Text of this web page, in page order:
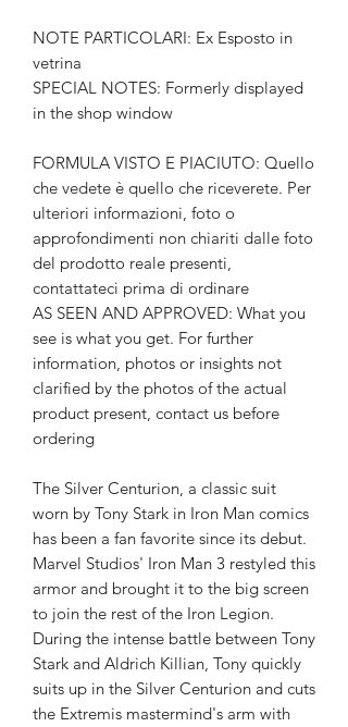
NOTE PARTICOLARI: Ex Esposto in
vetrina
SPECIAL NOTES: Formerly displayed
in the shop window
FORMULA VISTO E PIACIUTO: Quello
che vedete è quello che riceverete. Per
ulteriori informazioni, foto o
approfondimenti non chiariti dalle foto
del prodotto reale presenti,
contattateci prima di ordinare
AS SEEN AND APPROVED: What you
see is what you get. For further
information, photos or insights not
clarified by the photos of the actual
product present, contact us before
ordering
The Silver Centurion, a classic suit
worn by Tony Stark in Iron Man comics
has been a fan favorite since its debut.
Marvel Studios' Iron Man 3 restyled this
armor and brought it to the big screen
to join the rest of the Iron Legion.
During the intense battle between Tony
Stark and Aldrich Killian, Tony quickly
suits up in the Silver Centurion and cuts
the Extremis mastermind's arm with